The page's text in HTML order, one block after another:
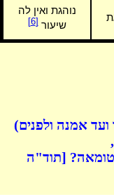
נוהגת ואין לה
שיעור[6]
אמנה ולפנים)
[תוד"ה